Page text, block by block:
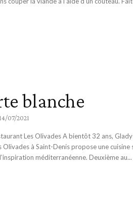
blanche
14/07/2021
A bientôt 32 ans, Gladys Ritou, cheffe
Olivades à Saint-Denis propose une cuisine
méditerranéenne. Deuxième au...